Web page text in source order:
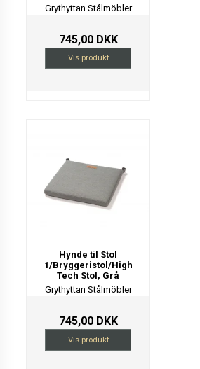
Grythyttan Stålmöbler
745,00 DKK
Vis produkt
Hynde til Stol
1/Bryggeristol/High
Tech Stol, Grå
Grythyttan Stålmöbler
745,00 DKK
Vis produkt